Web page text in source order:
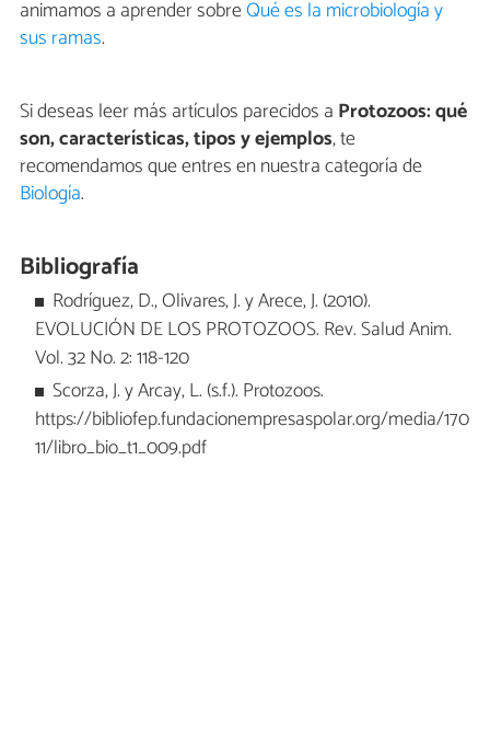
animamos a aprender sobreQué es la microbiología y
sus ramas.
Si deseas leer más artículos parecidos a Protozoos: qué
son, características, tipos y ejemplos, te
recomendamos que entres en nuestra categoría de
Biología.
Bibliografía
Rodríguez, D., Olivares, J. y Arece, J. (2010).
EVOLUCIÓN DE LOS PROTOZOOS. Rev. Salud Anim.
Vol. 32 No. 2: 118-120
Scorza, J. y Arcay, L. (s.f.). Protozoos.
https://bibliofep.fundacionempresaspolar.org/media/170
11/libro_bio_t1_009.pdf